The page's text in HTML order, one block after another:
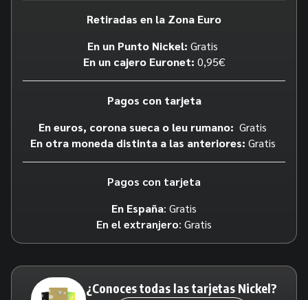
Retiradas en la Zona Euro
En un Punto Nickel: Gratis
En un cajero Euronet: 0,95€
Pagos con tarjeta
En euros, corona sueca o leu rumano: Gratis
En otra moneda distinta a las anteriores: Gratis
Pagos con tarjeta
En España: Gratis
En el extranjero: Gratis
¿Conoces todas las tarjetas Nickel?